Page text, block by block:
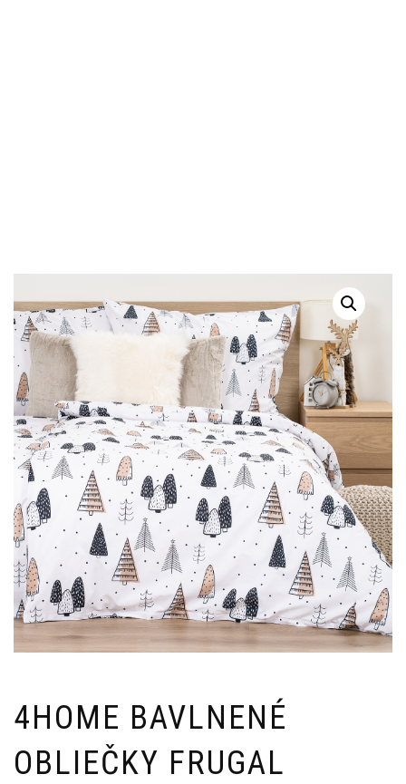
4HOME BAVLNENÉ
OBLIEČKY FRUGAL